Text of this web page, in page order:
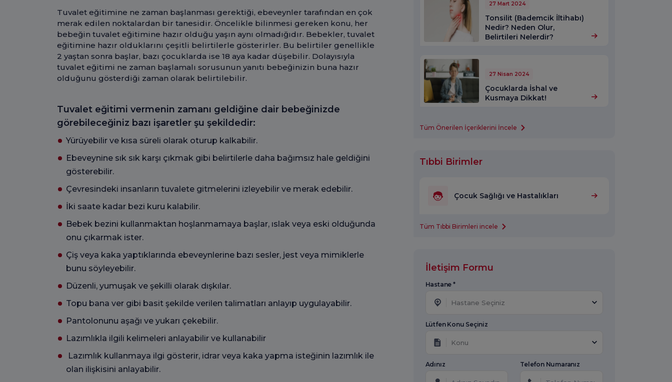
Tuvalet eğitimine ne zaman başlanması gerektiği, ebeveynler tarafından en çok
merak edilen noktalardan bir tanesidir. Öncelikle bilinmesi gereken konu, her
bebeğin tuvalet eğitimine hazır olduğu yaşın aynı olmadığıdır. Bebekler, tuvalet
eğitimine hazır olduklarını çeşitli belirtilerle gösterirler. Bu belirtiler genellikle
2 yaştan sonra başlar, bazı çocuklarda ise 18 aya kadar düşebilir. Dolayısıyla
tuvalet eğitimi ne zaman başlamalı sorusunun yanıtı bebeğinizin buna hazır
olduğunu gösterdiği zaman olarak belirtilebilir.
Tuvalet eğitimi vermenin zamanı geldiğine dair bebeğinizde
görebileceğiniz bazı işaretler şu şekildedir:
Yürüyebilir ve kısa süreli olarak oturup kalkabilir.
Ebeveynine sık sık karşı çıkmak gibi belirtilerle daha bağımsız hale geldiğini
gösterebilir.
Çevresindeki insanların tuvalete gitmelerini izleyebilir ve merak edebilir.
İki saate kadar bezi kuru kalabilir.
Bebek bezini kullanmaktan hoşlanmamaya başlar, ıslak veya eski olduğunda
onu çıkarmak ister.
Çiş veya kaka yaptıklarında ebeveynlerine bazı sesler, jest veya mimiklerle
bunu söyleyebilir.
Düzenli, yumuşak ve şekilli olarak dışkılar.
Topu bana ver gibi basit şekilde verilen talimatları anlayıp uygulayabilir.
Pantolonunu aşağı ve yukarı çekebilir.
Lazımlıkla ilgili kelimeleri anlayabilir ve kullanabilir
Lazımlık kullanmaya ilgi gösterir, idrar veya kaka yapma isteğinin lazımlık ile
olan ilişkisini anlayabilir.
27 Mart 2024
Tonsilit (Bademcik İltihabı)
Nedir? Neden Olur,
Belirtileri Nelerdir?
27 Nisan 2024
Çocuklarda İshal ve
Kusmaya Dikkat!
Tüm Önerilen İçeriklerini İncele
Tıbbi Birimler
Çocuk Sağlığı ve Hastalıkları
Tüm Tıbbi Birimleri incele
İletişim Formu
Hastane *
Hastane Seçiniz
Lütfen Konu Seçiniz
Konu
Adınız Telefon Numaranız